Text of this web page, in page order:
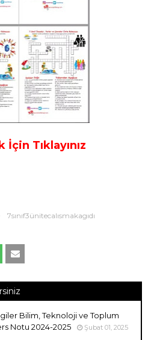
Tıklayınız
7sınıf3ünitecalısmakagıdı
Bilim, Teknoloji ve Toplum
Notu 2024-2025
Şubat 01, 2025